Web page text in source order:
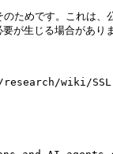
めです。これは、
が生じる場合がありま
research/wiki/